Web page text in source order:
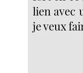
lien avec
je veux